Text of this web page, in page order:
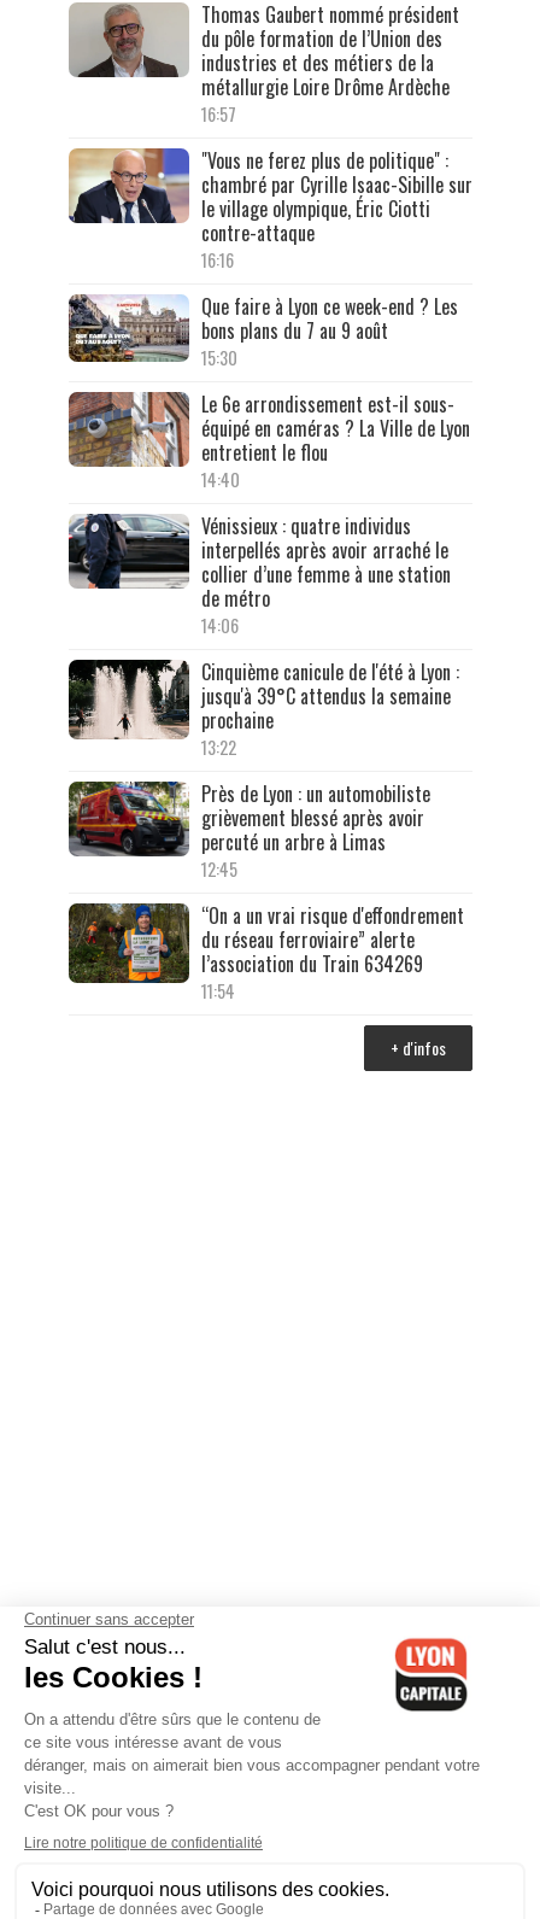
Thomas Gaubert nommé président
du pôle formation de l’Union des
industries et des métiers de la
métallurgie Loire Drôme Ardèche
16:57
"Vous ne ferez plus de politique" :
chambré par Cyrille Isaac-Sibille sur
le village olympique, Éric Ciotti
contre-attaque
16:16
Que faire à Lyon ce week-end ? Les
bons plans du 7 au 9 août
15:30
Le 6e arrondissement est-il sous-
équipé en caméras ? La Ville de Lyon
entretient le flou
14:40
Vénissieux : quatre individus
interpellés après avoir arraché le
collier d’une femme à une station
de métro
14:06
Cinquième canicule de l'été à Lyon :
jusqu'à 39°C attendus la semaine
prochaine
13:22
Près de Lyon : un automobiliste
grièvement blessé après avoir
percuté un arbre à Limas
12:45
“On a un vrai risque d'effondrement
du réseau ferroviaire” alerte
l’association du Train 634269
11:54
+ d'infos
Contactez-nous-Mentions légales-CGV-Politique de